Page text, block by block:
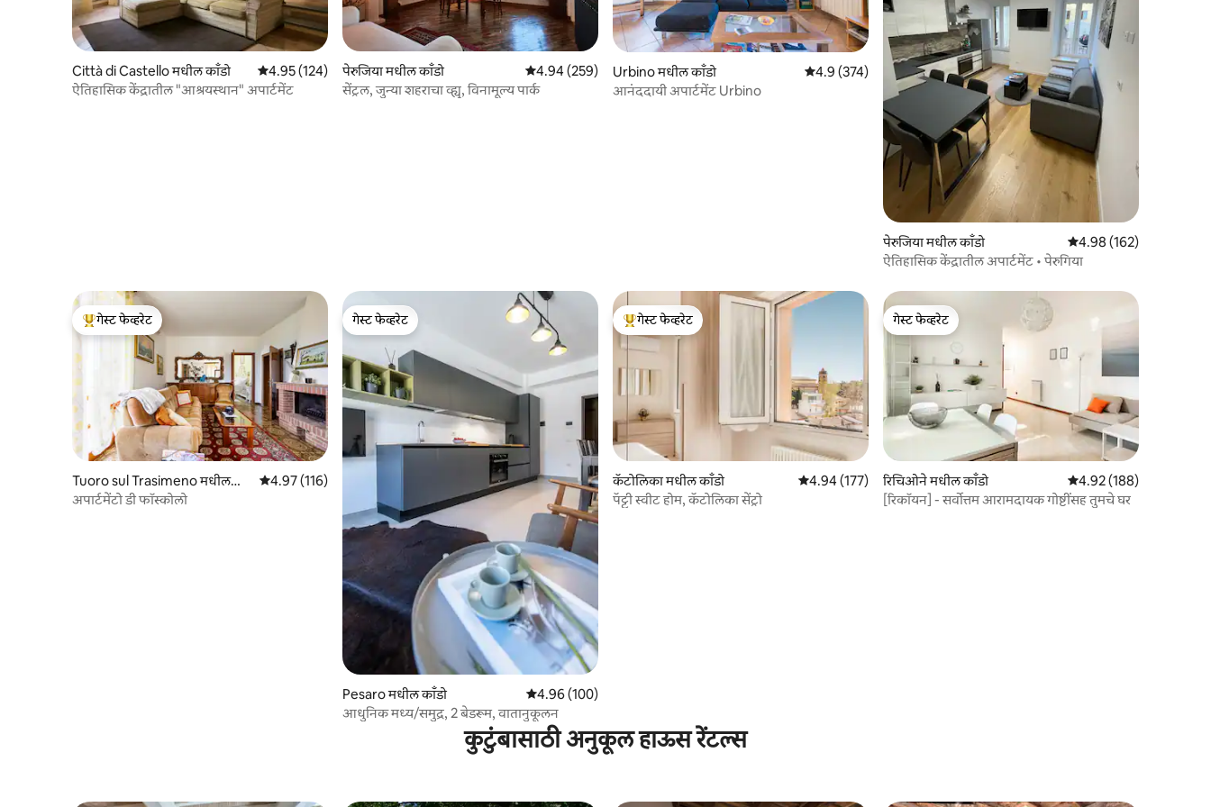
Città di Castello मधील काँडो 5 पैकी 4.95 सरासरी रेटिंग, 124 रिव्ह्यूज
4.95 (124)
ऐतिहासिक केंद्रातील "आश्रयस्थान" अपार्टमेंट
पेरुजिया मधील काँडो 5 पैकी 4.94 सरासरी रेटिंग, 259 रिव्ह्यूज
4.94 (259)
सेंट्रल, जुन्या शहराचा व्ह्यू, विनामूल्य पार्क
Urbino मधील काँडो 5 पैकी 4.9 सरासरी रेटिंग, 374 रिव्ह्यूज
4.9 (374)
आनंददायी अपार्टमेंट Urbino
पेरुजिया मधील काँडो 5 पैकी 4.98 सरासरी रेटिंग,
4.98 (162)
ऐतिहासिक केंद्रातील अपार्टमेंट • पेरुगिया
टॉप गेस्ट फेव्हरेट
गेस्ट फेव्हरेट
Tuoro sul Trasimeno मधील
काँडो
5 पैकी 4.97 सरासरी रेटिंग, 116 रिव्ह्यूज
4.97 (116)
अपार्टमेंटो डी फॉस्कोलो
गेस्ट फेव्हरेट
गेस्ट फेव्हरेट
Pesaro मधील काँडो 5 पैकी 4.96 सरासरी रेटिंग, 100 रिव्ह्यूज
4.96 (100)
आधुनिक मध्य/समुद्र, 2 बेडरूम, वातानुकूलन
टॉप गेस्ट फेव्हरेट
गेस्ट फेव्हरेट
कॅटोलिका मधील काँडो 5 पैकी 4.94 सरासरी रेटिंग, 177 रिव्ह्यूज
4.94 (177)
पॅट्टी स्वीट होम, कॅटोलिका सेंट्रो
गेस्ट फेव्हरेट
गेस्ट फेव्हरेट
रिचिओने मधील काँडो 5 पैकी 4.92 सरासरी रेटिंग,
4.92 (188)
[रिकॉयन] - सर्वोत्तम आरामदायक गोष्टींसह तुमचे घर
कुटुंबासाठी अनुकूल हाऊस रेंटल्स